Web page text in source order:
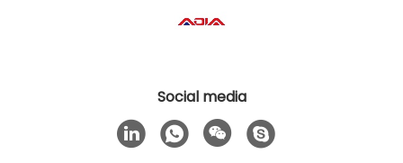
Social media